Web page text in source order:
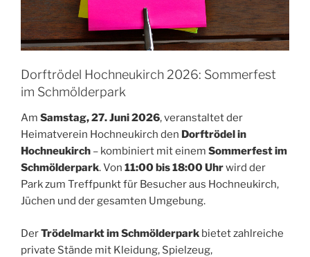
Dorftrödel Hochneukirch 2026: Sommerfest
im Schmölderpark
Am Samstag, 27. Juni 2026, veranstaltet der
Heimatverein Hochneukirch den Dorftrödel in
Hochneukirch – kombiniert mit einem Sommerfest im
Schmölderpark. Von 11:00 bis 18:00 Uhrwird der
Park zum Treffpunkt für Besucher aus Hochneukirch,
Jüchen und der gesamten Umgebung.
DerTrödelmarkt im Schmölderpark bietet zahlreiche
private Stände mit Kleidung, Spielzeug,